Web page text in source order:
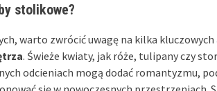
stolikowe?
warto zwrócić uwagę na kilka
. Świeże kwiaty, jak róże, tulipany czy
odcieniach mogą dodać romantyzmu,